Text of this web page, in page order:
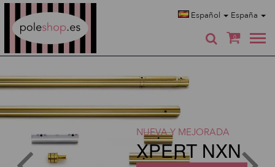
Español España
0
NUEVA Y MEJORADA
XPERT NXN